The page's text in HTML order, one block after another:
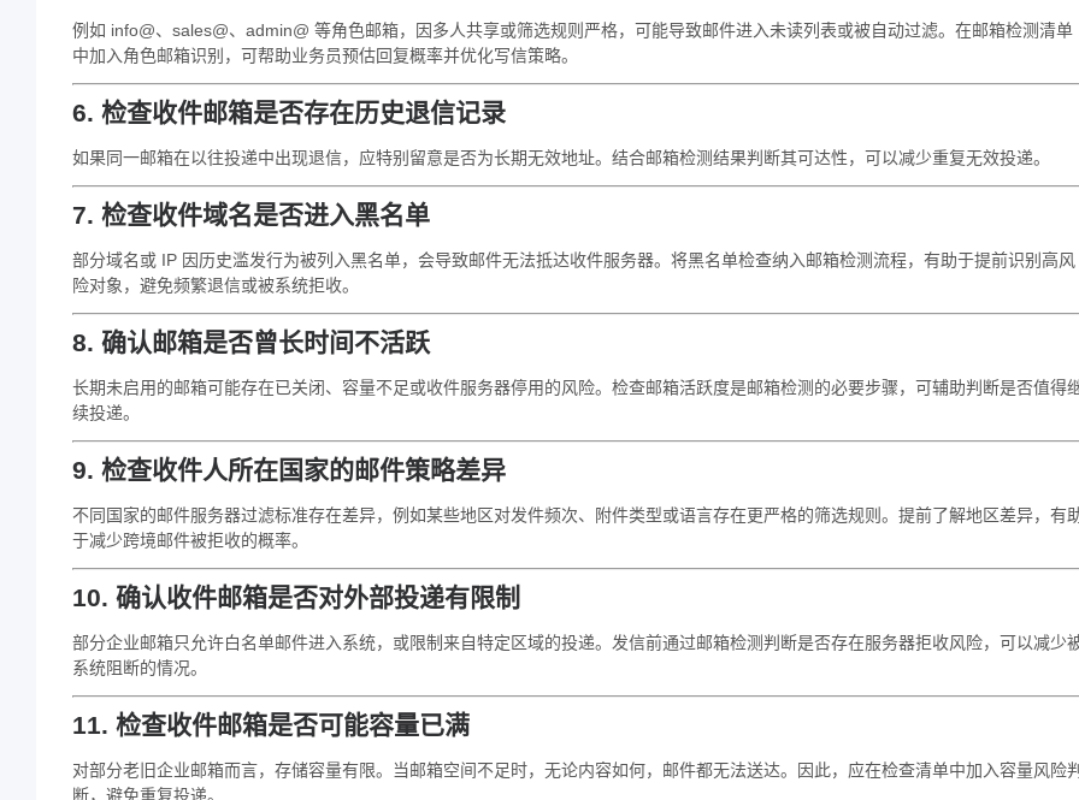
例如 info@、sales@、admin@ 等角色邮箱，因多人共享或筛选规则严格，可能导致邮件进入未读列表或被自动过滤。在邮箱检测清单
中加入角色邮箱识别，可帮助业务员预估回复概率并优化写信策略。
6. 检查收件邮箱是否存在历史退信记录
如果同一邮箱在以往投递中出现退信，应特别留意是否为长期无效地址。结合邮箱检测结果判断其可达性，可以减少重复无效投递。
7. 检查收件域名是否进入黑名单
部分域名或 IP 因历史滥发行为被列入黑名单，会导致邮件无法抵达收件服务器。将黑名单检查纳入邮箱检测流程，有助于提前识别高风
险对象，避免频繁退信或被系统拒收。
8. 确认邮箱是否曾长时间不活跃
长期未启用的邮箱可能存在已关闭、容量不足或收件服务器停用的风险。检查邮箱活跃度是邮箱检测的必要步骤，可辅助判断是否值得
续投递。
9. 检查收件人所在国家的邮件策略差异
不同国家的邮件服务器过滤标准存在差异，例如某些地区对发件频次、附件类型或语言存在更严格的筛选规则。提前了解地区差异，有
于减少跨境邮件被拒收的概率。
10. 确认收件邮箱是否对外部投递有限制
部分企业邮箱只允许白名单邮件进入系统，或限制来自特定区域的投递。发信前通过邮箱检测判断是否存在服务器拒收风险，可以减少
系统阻断的情况。
11. 检查收件邮箱是否可能容量已满
对部分老旧企业邮箱而言，存储容量有限。当邮箱空间不足时，无论内容如何，邮件都无法送达。因此，应在检查清单中加入容量风险判
断，避免重复投递。